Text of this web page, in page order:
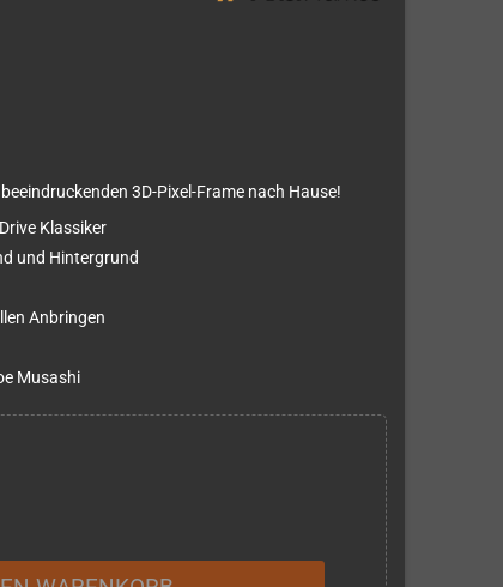
3D-Pixel-Frame nach Hause!
Klassiker
und Hintergrund
Anbringen
Musashi